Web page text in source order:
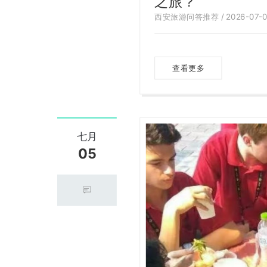
西安旅游问答推荐 / 2026-07-
查看更多
七月
05